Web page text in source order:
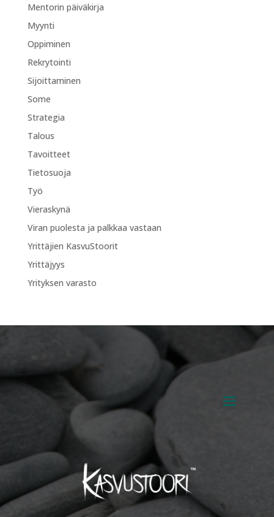
Mentorin päiväkirja
Myynti
Oppiminen
Rekrytointi
Sijoittaminen
Some
Strategia
Talous
Tavoitteet
Tietosuoja
Työ
Vieraskynä
Viran puolesta ja palkkaa vastaan
Yrittäjien KasvuStoorit
Yrittäjyys
Yrityksen varasto